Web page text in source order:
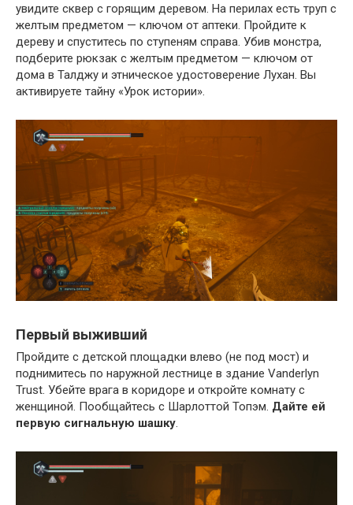
увидите сквер с горящим деревом. На перилах есть труп с
желтым предметом — ключом от аптеки. Пройдите к
дереву и спуститесь по ступеням справа. Убив монстра,
подберите рюкзак с желтым предметом — ключом от
дома в Талджу и этническое удостоверение Лухан. Вы
активируете тайну «Урок истории».
Первый выживший
Пройдите с детской площадки влево (не под мост) и
поднимитесь по наружной лестнице в здание Vanderlyn
Trust. Убейте врага в коридоре и откройте комнату с
женщиной. Пообщайтесь с Шарлоттой Топэм. Дайте ей
первую сигнальную шашку